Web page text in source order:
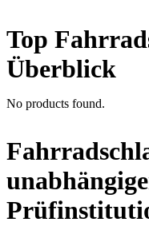
Top
Überblick
No products found.